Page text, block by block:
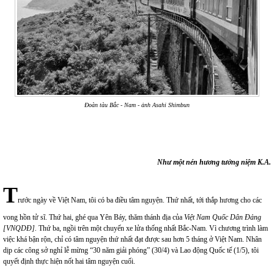
Đoàn tàu Bắc - Nam - ảnh Asahi Shimbun
Như một nén hương tưởng niệm K.A.
Trước ngày về Việt Nam, tôi có ba điều tâm nguyện. Thứ nhất, tới thắp hương cho các
vong hồn tử sĩ. Thứ hai, ghé qua Yên Báy, thăm thánh địa của Việt Nam Quốc Dân Đảng
[VNQDĐ]. Thứ ba, ngồi trên một chuyến xe lửa thống nhất Bắc-Nam. Vì chương trình làm
việc khá bận rộn, chỉ có tâm nguyện thứ nhất đạt được sau hơn 5 tháng ở Việt Nam. Nhân
dịp các công sở nghỉ lễ mừng “30 năm giải phóng” (30/4) và Lao động Quốc tế (1/5), tôi
quyết định thực hiện nốt hai tâm nguyện cuối.